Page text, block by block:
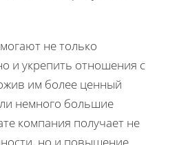
не только
и укрепить отношения с
им более ценный
немного большие
компания получает не
но и повышение